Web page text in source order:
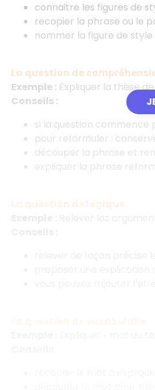
connaitre les figures de
recopier la phrase ou le
nommer la figure de
La question de
Exemple :Expliquer la thèse
Conseils :
si la question commence
pour reformuler :
découper la phrase et
expliquer la phrase